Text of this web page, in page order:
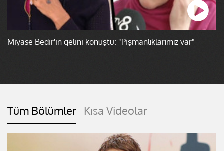
Miyase Bedir'in gelini konuştu: "Pişmanlıklarımız var"
Tüm Bölümler Kısa Videolar